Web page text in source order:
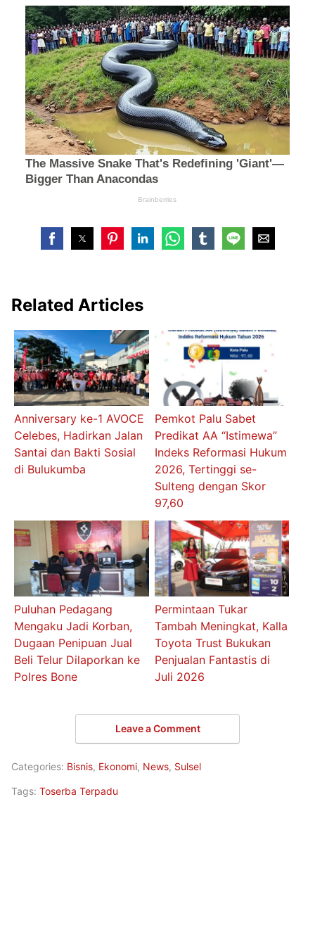
Related Articles
Anniversary ke-1 AVOCE
Celebes, Hadirkan Jalan
Santai dan Bakti Sosial
di Bulukumba
Pemkot Palu Sabet
Predikat AA “Istimewa”
Indeks Reformasi Hukum
2026, Tertinggi se-
Sulteng dengan Skor
97,60
Puluhan Pedagang
Mengaku Jadi Korban,
Dugaan Penipuan Jual
Beli Telur Dilaporkan ke
Polres Bone
Permintaan Tukar
Tambah Meningkat, Kalla
Toyota Trust Bukukan
Penjualan Fantastis di
Juli 2026
Leave a Comment
Categories: Bisnis, Ekonomi, News, Sulsel
Tags: Toserba Terpadu